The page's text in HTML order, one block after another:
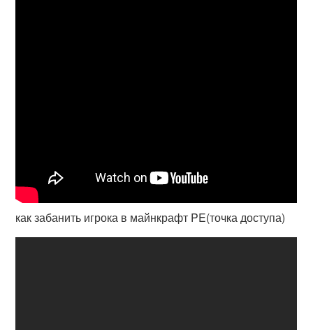
как забанить игрока в майнкрафт PE(точка доступа)